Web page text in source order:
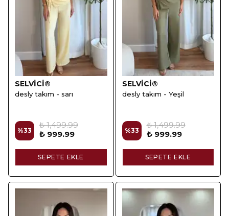
SELVİCİ®
desly takım - sarı
%33
₺ 1,499.99
₺ 999.99
SEPETE EKLE
SELVİCİ®
desly takım - Yeşil
%33
₺ 1,499.99
₺ 999.99
SEPETE EKLE